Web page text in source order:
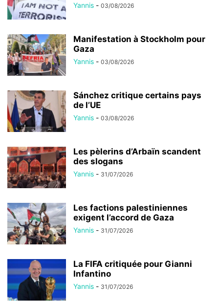
Yannis - 03/08/2026
Manifestation à Stockholm pour
Gaza
Yannis - 03/08/2026
Sánchez critique certains pays
de l’UE
Yannis - 03/08/2026
Les pèlerins d’Arbaïn scandent
des slogans
Yannis - 31/07/2026
Les factions palestiniennes
exigent l’accord de Gaza
Yannis - 31/07/2026
La FIFA critiquée pour Gianni
Infantino
Yannis - 31/07/2026